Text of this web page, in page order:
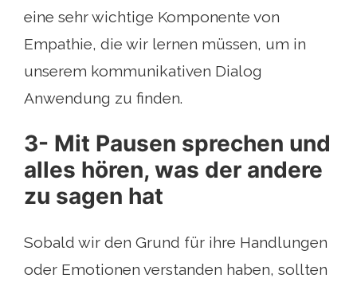
eine sehr wichtige Komponente von
Empathie, die wir lernen müssen, um in
unserem kommunikativen Dialog
Anwendung zu finden.
3- Mit Pausen sprechen und
alles hören, was der andere
zu sagen hat
Sobald wir den Grund für ihre Handlungen
oder Emotionen verstanden haben, sollten